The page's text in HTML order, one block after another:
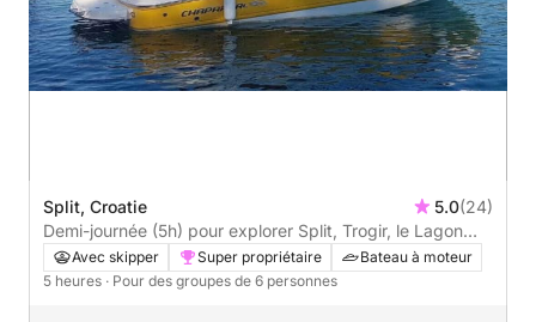
Split, Croatie 5.0(24)
Demi-journée (5h) pour explorer Split, Trogir, le Lagon
Bleu et l'île de Solta
Avec skipper Super propriétaire
Bateau à moteur
5 heures · Pour des groupes de 6 personnes